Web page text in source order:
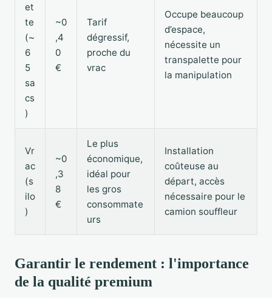
et
te
(~
6
5
sa
cs
)
~0
,4
0
€
Tarif
dégressif,
proche du
vrac
Occupe beaucoup
d’espace,
nécessite un
transpalette pour
la manipulation
Vr
ac
(s
ilo
)
~0
,3
8
€
Le plus
économique,
idéal pour
les gros
consommate
urs
Installation
coûteuse au
départ, accès
nécessaire pour le
camion souffleur
Garantir le rendement : l'importance
de la qualité premium